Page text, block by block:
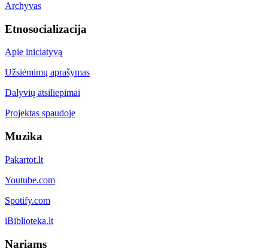
Archyvas
Etnosocializacija
Apie iniciatyvą
Užsiėmimų aprašymas
Dalyvių atsiliepimai
Projektas spaudoje
Muzika
Pakartot.lt
Youtube.com
Spotify.com
iBiblioteka.lt
Nariams